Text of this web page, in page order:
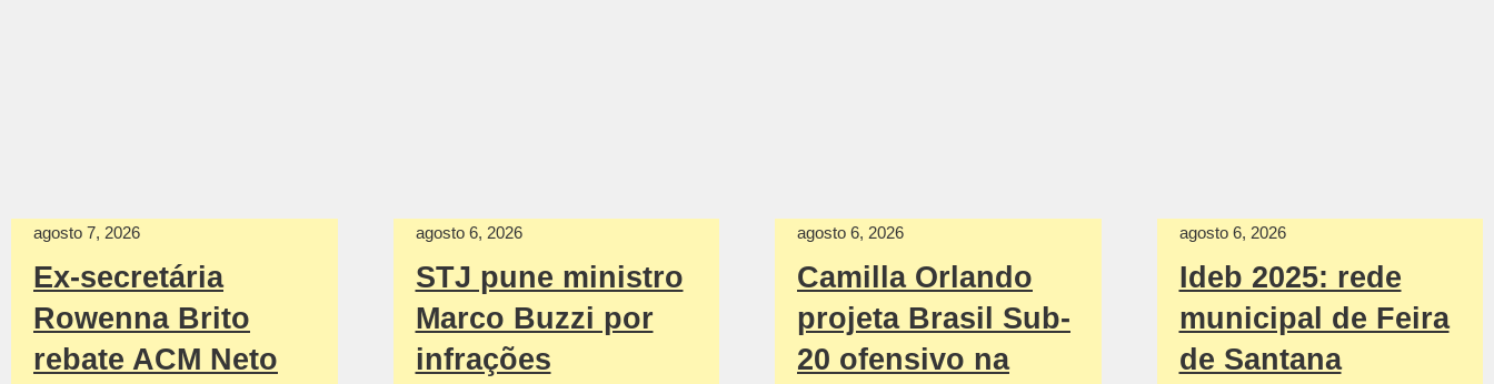
agosto 7, 2026
Ex-secretária
Rowenna Brito
rebate ACM Neto
agosto 6, 2026
STJ pune ministro
Marco Buzzi por
infrações
agosto 6, 2026
Camilla Orlando
projeta Brasil Sub-
20 ofensivo na
agosto 6, 2026
Ideb 2025: rede
municipal de Feira
de Santana